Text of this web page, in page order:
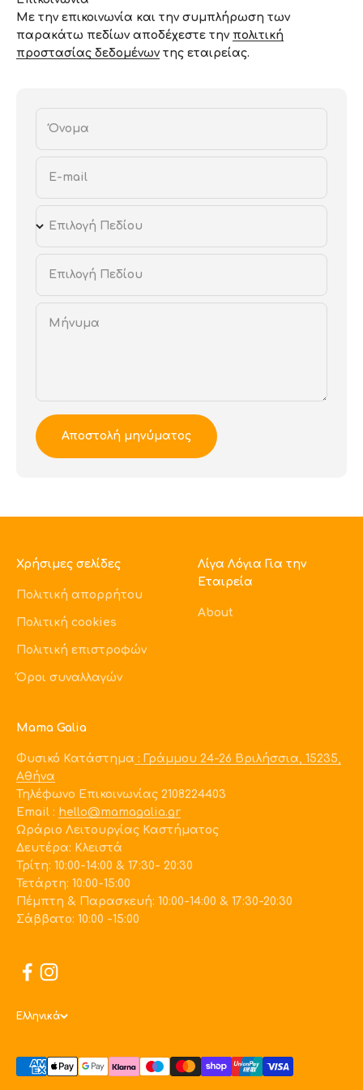
Με την επικοινωνία και την συμπλήρωση των
παρακάτω πεδίων αποδέχεστε την πολιτική
προστασίας δεδομένων της εταιρείας.
Όνομα
E-mail
Επιλογή Πεδίου
Επιλογή Πεδίου
Μήνυμα
Αποστολή μηνύματος
Χρήσιμες σελίδες
Πολιτική απορρήτου
Πολιτική cookies
Πολιτική επιστροφών
Όροι συναλλαγών
Λίγα Λόγια Για την
Εταιρεία
About
Mama Galia
Φυσικό Κατάστημα : Γράμμου 24-26 Βριλήσσια, 15235,
Αθήνα
Τηλέφωνο Επικοινωνίας 2108224403
Εmail : hello@mamagalia.gr
Ωράριο Λειτουργίας Καστήματος
Δευτέρα: Κλειστά
Τρίτη: 10:00-14:00 & 17:30- 20:30
Τετάρτη: 10:00-15:00
Πέμπτη & Παρασκευή: 10:00-14:00 & 17:30-20:30
Σάββατο: 10:00 -15:00
Ελληνικά